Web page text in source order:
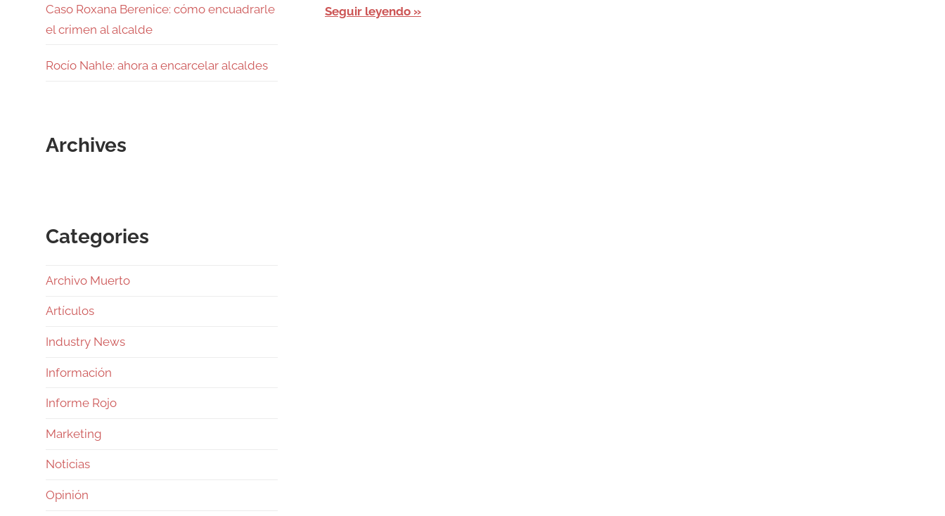
Seguir leyendo
Caso Roxana Berenice: cómo encuadrarle
el crimen al alcalde
Rocío Nahle: ahora a encarcelar alcaldes
Archives
Categories
Archivo Muerto
Artículos
Industry News
Información
Informe Rojo
Marketing
Noticias
Opinión